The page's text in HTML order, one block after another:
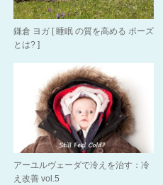
鎌倉 ヨガ [ 睡眠 の質を高める ポーズ
とは? ]
アーユルヴェーダで冷えを治す：冷
え改善 vol.5